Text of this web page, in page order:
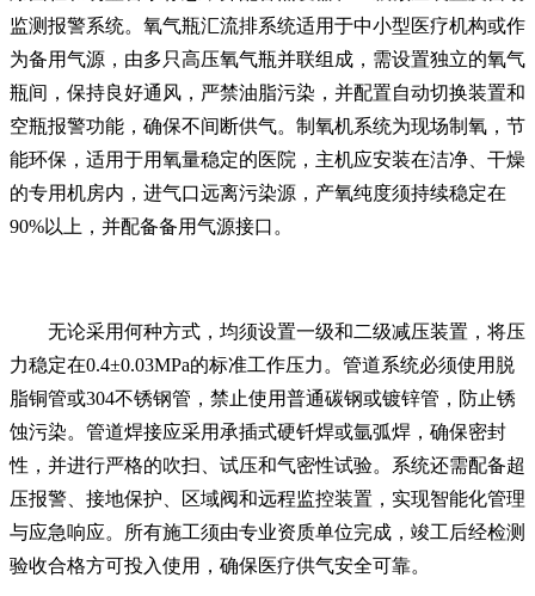
监测报警系统。氧气瓶汇流排系统适用于中小型医疗机构或作
为备用气源，由多只高压氧气瓶并联组成，需设置独立的氧气
瓶间，保持良好通风，严禁油脂污染，并配置自动切换装置和
空瓶报警功能，确保不间断供气。制氧机系统为现场制氧，节
能环保，适用于用氧量稳定的医院，主机应安装在洁净、干燥
的专用机房内，进气口远离污染源，产氧纯度须持续稳定在
90%以上，并配备备用气源接口。
无论采用何种方式，均须设置一级和二级减压装置，将压
力稳定在0.4±0.03MPa的标准工作压力。管道系统必须使用脱
脂铜管或304不锈钢管，禁止使用普通碳钢或镀锌管，防止锈
蚀污染。管道焊接应采用承插式硬钎焊或氩弧焊，确保密封
性，并进行严格的吹扫、试压和气密性试验。系统还需配备超
压报警、接地保护、区域阀和远程监控装置，实现智能化管理
与应急响应。所有施工须由专业资质单位完成，竣工后经检测
验收合格方可投入使用，确保医疗供气安全可靠。